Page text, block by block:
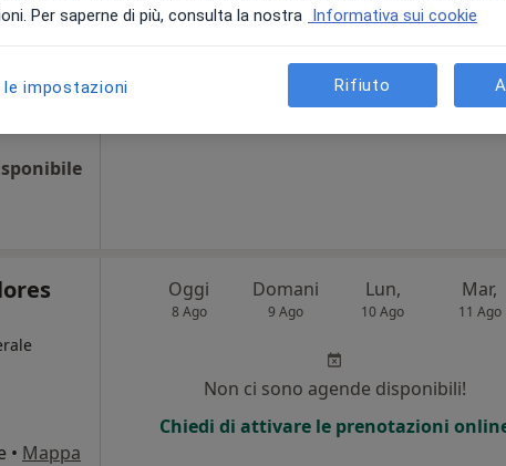
Chiedi di attivare le prenotazioni
• Mappa
Oggi
8 Ago
Domani
9 Ago
Lun,
10 Ago
Mar,
11 Ago
Non ci sono agende disponibili!
Chiedi di attivare le prenotazioni
Per saperne di più, consulta la nostra Informativa sui cookie
impostazioni Rifiuto